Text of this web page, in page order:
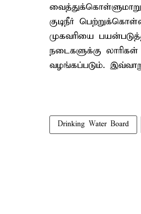
வைத்துக்கொள்ளுமாறு
குடிநீர்
முகவரியை
நடைகளுக்கு
வழங்கப்படும்.
Drinking Water Board